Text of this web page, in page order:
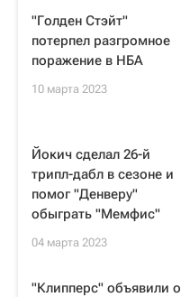
"Голден Стэйт"
потерпел разгромное
поражение в НБА
10 марта 2023
Йокич сделал 26-й
трипл-дабл в сезоне и
помог "Денверу"
обыграть "Мемфис"
04 марта 2023
"Клипперс" объявили о